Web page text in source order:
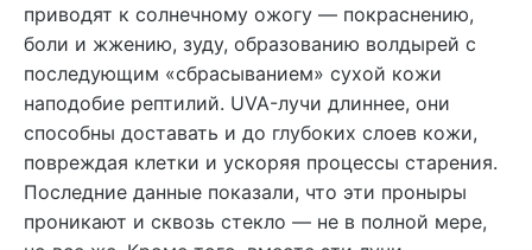
приводят к солнечному ожогу — покраснению,
боли и жжению, зуду, образованию волдырей с
последующим «сбрасыванием» сухой кожи
наподобие рептилий. UVA-лучи длиннее, они
способны доставать и до глубоких слоев кожи,
повреждая клетки и ускоряя процессы старения.
Последние данные показали, что эти проныры
проникают и сквозь стекло — не в полной мере,